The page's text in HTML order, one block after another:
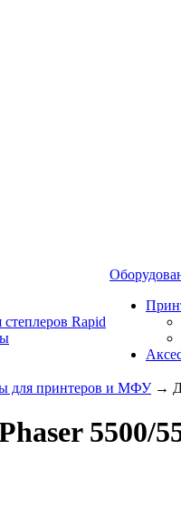
Rapid
для принтеров и МФУ→
5500/